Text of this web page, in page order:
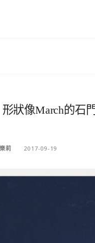
形狀像March的
莉 2017-09-19